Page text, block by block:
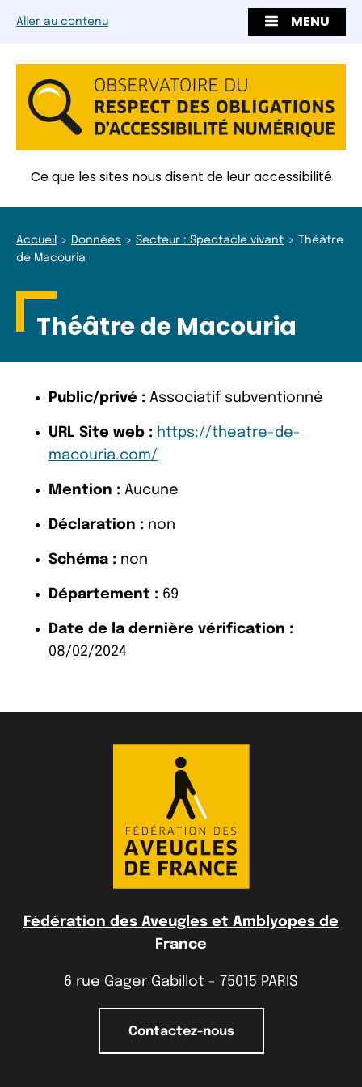
Aller au contenu MENU
Ce que les sites nous disent de leur accessibilité
Accueil Données Secteur : Spectacle vivant
Théâtre
de Macouria
Théâtre de Macouria
Public/privé : Associatif subventionné
URL Site web : https://theatre-de-
macouria.com/
Mention : Aucune
Déclaration : non
Schéma : non
Département : 69
Date de la dernière vérification :
08/02/2024
Fédération des Aveugles et Amblyopes de
France
6 rue Gager Gabillot - 75015 PARIS
Contactez-nous